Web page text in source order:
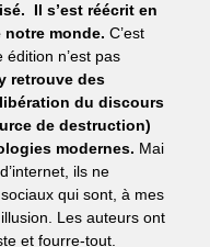
Il s’est réécrit en
notre monde. C’est
édition n’est pas
retrouve des
du discours
de destruction)
modernes. Mai
ils ne
qui sont, à mes
Les auteurs ont
et fourre-tout.